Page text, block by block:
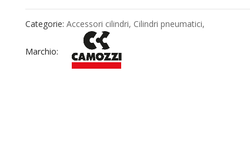
Categorie:Accessori cilindri, Cilindri pneumatici,
Marchio: